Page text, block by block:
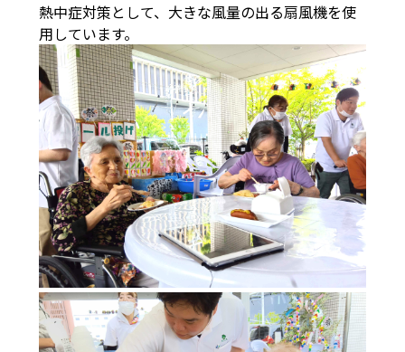
熱中症対策として、大きな風量の出る扇風機を使
用しています。